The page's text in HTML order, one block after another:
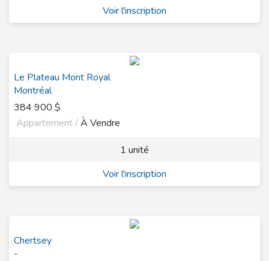
Voir l'inscription
Le Plateau Mont Royal
Montréal
384 900 $
Appartement /À Vendre
1 unité
Voir l'inscription
Chertsey
-